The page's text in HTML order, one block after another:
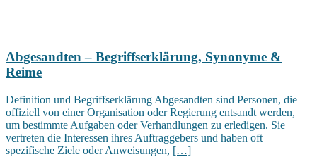
Abgesandten – Begriffserklärung, Synonyme &
Reime
Definition und Begriffserklärung Abgesandten sind Personen, die
offiziell von einer Organisation oder Regierung entsandt werden,
um bestimmte Aufgaben oder Verhandlungen zu erledigen. Sie
vertreten die Interessen ihres Auftraggebers und haben oft
spezifische Ziele oder Anweisungen, […]